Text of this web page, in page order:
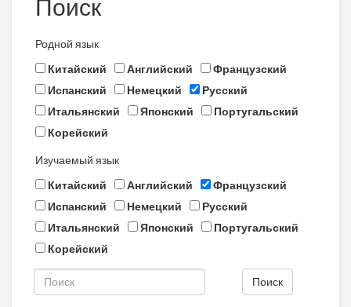
Поиск
Родной язык
Китайский
Английский
Французский
Испанский
Немецкий
Русский
Итальянский
Японский
Португальский
Корейский
Изучаемый язык
Китайский
Английский
Французский
Испанский
Немецкий
Русский
Итальянский
Японский
Португальский
Корейский
Поиск